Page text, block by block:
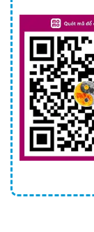
97.Magic
Flor De Piel
98.Magic
Clasicos
99.
100. The
101.Plays